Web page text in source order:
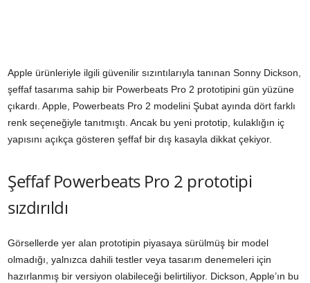
Apple ürünleriyle ilgili güvenilir sızıntılarıyla tanınan Sonny Dickson,
şeffaf tasarıma sahip bir Powerbeats Pro 2 prototipini gün yüzüne
çıkardı. Apple, Powerbeats Pro 2 modelini Şubat ayında dört farklı
renk seçeneğiyle tanıtmıştı. Ancak bu yeni prototip, kulaklığın iç
yapısını açıkça gösteren şeffaf bir dış kasayla dikkat çekiyor.
Şeffaf Powerbeats Pro 2 prototipi
sızdırıldı
Görsellerde yer alan prototipin piyasaya sürülmüş bir model
olmadığı, yalnızca dahili testler veya tasarım denemeleri için
hazırlanmış bir versiyon olabileceği belirtiliyor. Dickson, Apple’ın bu